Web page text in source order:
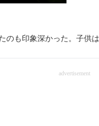
のも印象深かった。子供
advertisement